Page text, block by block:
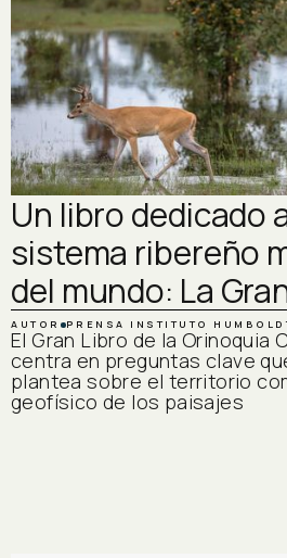
Un libro dedicado
sistema ribereño
del mundo: La
AUTOR PRENSA INSTITUTO
El Gran Libro de la Orinoquia
centra en preguntas clave
plantea sobre el territorio
geofísico de los paisajes